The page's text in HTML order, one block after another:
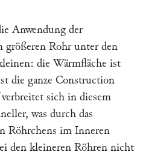
Anwendung der
größeren Rohr unter den
die Wärmfläche ist
die ganze Construction
sich in diesem
was durch das
Röhrchens im Inneren
den kleineren Röhren nicht